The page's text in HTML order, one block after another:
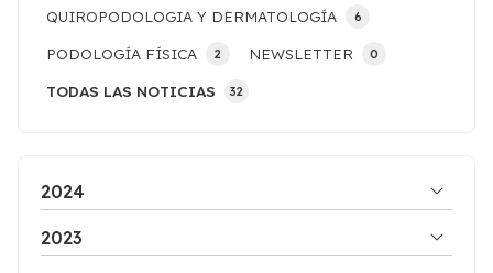
TODAS LAS NOTICIAS 32
QUIROPODOLOGIA Y DERMATOLOGÍA 6
PODOLOGÍA FÍSICA 2 NEWSLETTER 0
2024
2023